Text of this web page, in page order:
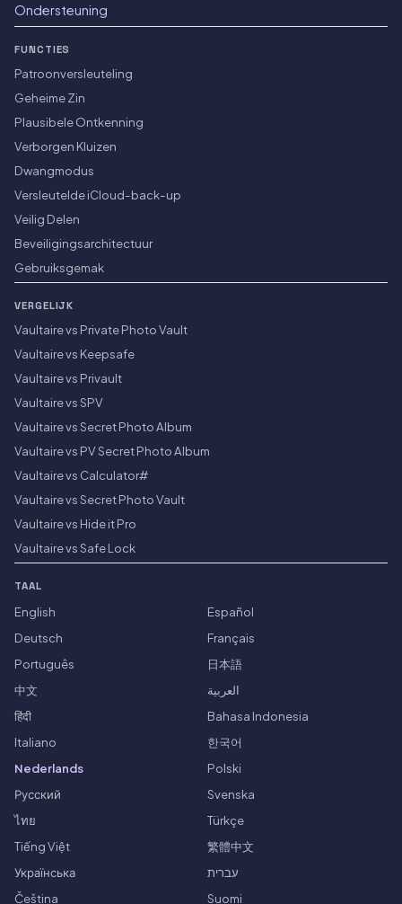
Ondersteuning
FUNCTIES
Patroonversleuteling
Geheime Zin
Plausibele Ontkenning
Verborgen Kluizen
Dwangmodus
Versleutelde iCloud-back-up
Veilig Delen
Beveiligingsarchitectuur
Gebruiksgemak
VERGELIJK
Vaultaire vs Private Photo Vault
Vaultaire vs Keepsafe
Vaultaire vs Privault
Vaultaire vs SPV
Vaultaire vs Secret Photo Album
Vaultaire vs PV Secret Photo Album
Vaultaire vs Calculator#
Vaultaire vs Secret Photo Vault
Vaultaire vs Hide it Pro
Vaultaire vs Safe Lock
TAAL
English
Español
Deutsch
Français
Português
日本語
中文
العربية
हिंदी
Bahasa Indonesia
Italiano
한국어
Nederlands
Polski
Русский
Svenska
ไทย
Türkçe
Tiếng Việt
繁體中文
Українська
עברית
Čeština
Suomi